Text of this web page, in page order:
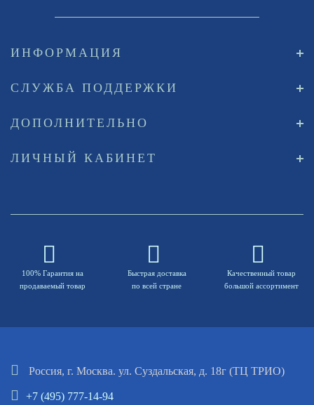
ИНФОРМАЦИЯ
СЛУЖБА ПОДДЕРЖКИ
ДОПОЛНИТЕЛЬНО
ЛИЧНЫЙ КАБИНЕТ
100% Гарантия на
продаваемый товар
Быстрая доставка
по всей стране
Качественный товар
большой ассортимент
Россия, г. Москва. ул. Суздальская, д. 18г (ТЦ ТРИО)
+7 (495) 777-14-94